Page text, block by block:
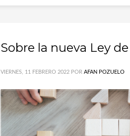
Sobre la nueva Ley
VIERNES, 11 FEBRERO 2022 POR AFAN POZUELO